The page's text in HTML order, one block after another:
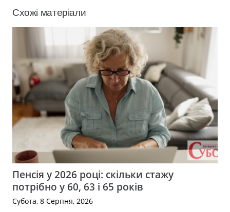
Схожі матеріали
Пенсія у 2026 році: скільки стажу
потрібно у 60, 63 і 65 років
Субота, 8 Серпня, 2026